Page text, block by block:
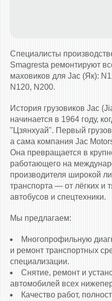
Специалисты
Smagresta ремонтируют
маховиков для Jac (Як):
N120, N200.
История грузовиков Jac
начинается в 1964 году,
"Цзянхуай". Первый
а сама компания Jac
Она превращается в
работающего на
производителя широкой
транспорта — от лёгких и
автобусов и спецтехники.
Мы предлагаем:
Многопрофильную
и ремонт транспортных
специализации.
Снятие, ремонт и
автомобилей всех
Качество работ,